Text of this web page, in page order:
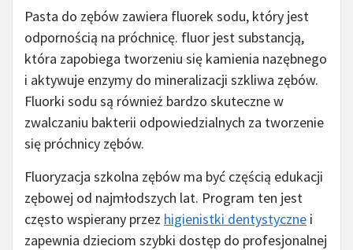
Pasta do zębów zawiera fluorek sodu, który jest
odpornością na próchnicę. fluor jest substancją,
która zapobiega tworzeniu się kamienia nazębnego
i aktywuje enzymy do mineralizacji szkliwa zębów.
Fluorki sodu są również bardzo skuteczne w
zwalczaniu bakterii odpowiedzialnych za tworzenie
się próchnicy zębów.
Fluoryzacja szkolna zębów ma być częścią edukacji
zębowej od najmłodszych lat. Program ten jest
często wspierany przez higienistki dentystyczne i
zapewnia dzieciom szybki dostęp do profesjonalnej